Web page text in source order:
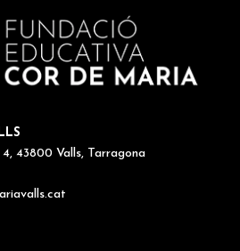
43800 Valls, Tarragona